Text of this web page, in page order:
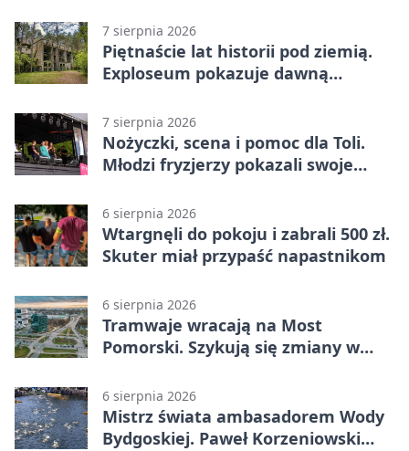
7 sierpnia 2026
Piętnaście lat historii pod ziemią.
Exploseum pokazuje dawną
7 sierpnia 2026
Nożyczki, scena i pomoc dla Toli.
Młodzi fryzjerzy pokazali swoje
6 sierpnia 2026
Wtargnęli do pokoju i zabrali 500 zł.
Skuter miał przypaść napastnikom
6 sierpnia 2026
Tramwaje wracają na Most
Pomorski. Szykują się zmiany w
6 sierpnia 2026
Mistrz świata ambasadorem Wody
Bydgoskiej. Paweł Korzeniowski